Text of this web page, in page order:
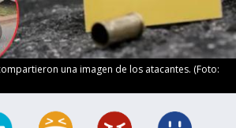
una imagen de los atacantes. (Foto: